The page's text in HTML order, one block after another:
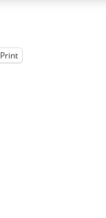
Print